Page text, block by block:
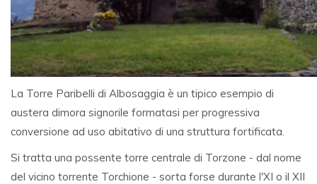
La Torre Paribelli di Albosaggia è un tipico esempio di
austera dimora signorile formatasi per progressiva
conversione ad uso abitativo di una struttura fortificata.
Si tratta una possente torre centrale di Torzone - dal nome
del vicino torrente Torchione - sorta forse durante l'XI o il XII